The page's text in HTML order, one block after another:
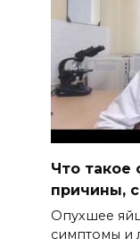
Что такое
причины,
Опухшее
симптомы и